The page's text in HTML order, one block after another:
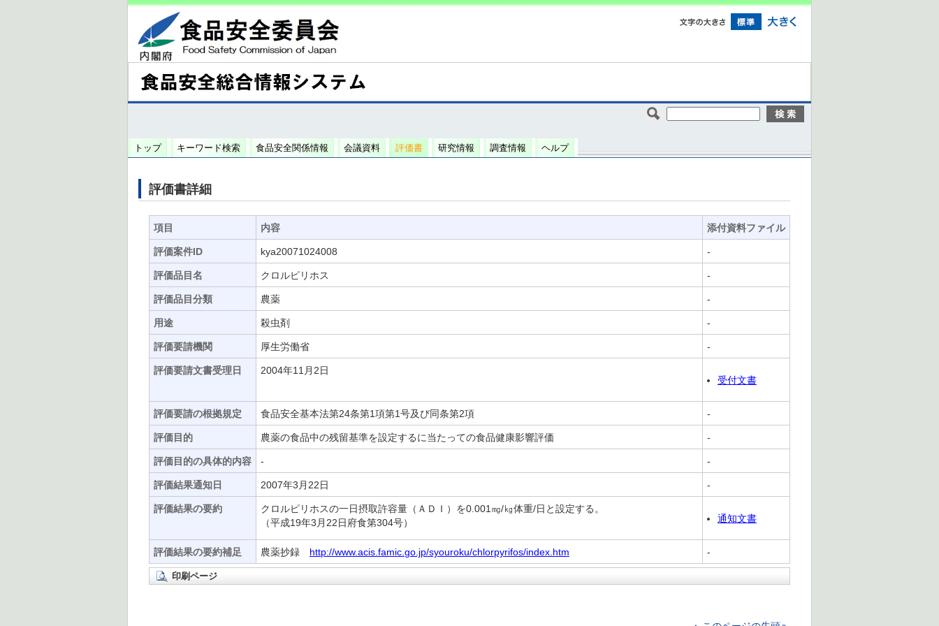
トップ キーワード検索 食品安全関係情報 会議資料 評価書 研究情報 調査情報 ヘルプ
評価書詳細
項目 内容 添付資料ファイル
評価案件ID kya20071024008 -
評価品目名 クロルピリホス -
評価品目分類 農薬 -
用途 殺虫剤 -
評価要請機関 厚生労働省 -
評価要請文書受理日
2004年11月2日
受付文書
評価要請の根拠規定 食品安全基本法第24条第1項第1号及び同条第2項 -
評価目的 農薬の食品中の残留基準を設定するに当たっての食品健康影響評価 -
評価目的の具体的内容 - -
評価結果通知日 2007年3月22日 -
評価結果の要約
クロルピリホスの一日摂取許容量（ＡＤＩ）を0.001㎎/㎏体重/日と設定する。
（平成19年3月22日府食第304号）
通知文書
評価結果の要約補足 農薬抄録 http://www.acis.famic.go.jp/syouroku/chlorpyrifos/index.htm -
印刷ページ